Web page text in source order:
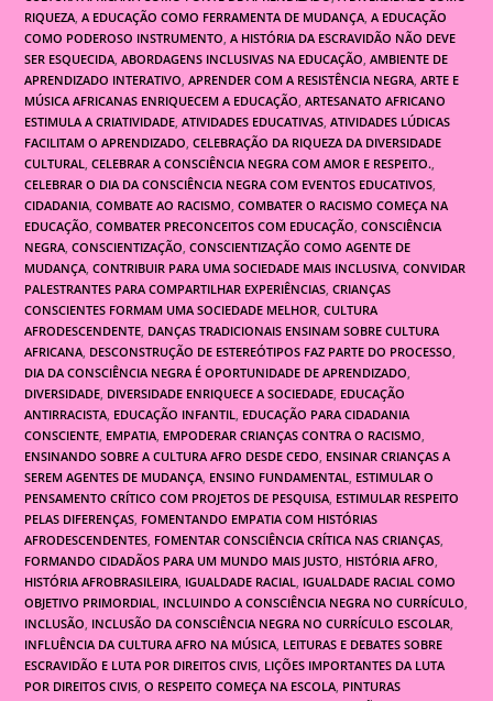
RIQUEZA, A EDUCAÇÃO COMO FERRAMENTA DE MUDANÇA, A EDUCAÇÃO
COMO PODEROSO INSTRUMENTO, A HISTÓRIA DA ESCRAVIDÃO NÃO DEVE
SER ESQUECIDA, ABORDAGENS INCLUSIVAS NA EDUCAÇÃO, AMBIENTE DE
APRENDIZADO INTERATIVO, APRENDER COM A RESISTÊNCIA NEGRA, ARTE E
MÚSICA AFRICANAS ENRIQUECEM A EDUCAÇÃO, ARTESANATO AFRICANO
ESTIMULA A CRIATIVIDADE, ATIVIDADES EDUCATIVAS, ATIVIDADES LÚDICAS
FACILITAM O APRENDIZADO, CELEBRAÇÃO DA RIQUEZA DA DIVERSIDADE
CULTURAL, CELEBRAR A CONSCIÊNCIA NEGRA COM AMOR E RESPEITO.,
CELEBRAR O DIA DA CONSCIÊNCIA NEGRA COM EVENTOS EDUCATIVOS,
CIDADANIA, COMBATE AO RACISMO, COMBATER O RACISMO COMEÇA NA
EDUCAÇÃO, COMBATER PRECONCEITOS COM EDUCAÇÃO, CONSCIÊNCIA
NEGRA, CONSCIENTIZAÇÃO, CONSCIENTIZAÇÃO COMO AGENTE DE
MUDANÇA, CONTRIBUIR PARA UMA SOCIEDADE MAIS INCLUSIVA, CONVIDAR
PALESTRANTES PARA COMPARTILHAR EXPERIÊNCIAS, CRIANÇAS
CONSCIENTES FORMAM UMA SOCIEDADE MELHOR, CULTURA
AFRODESCENDENTE, DANÇAS TRADICIONAIS ENSINAM SOBRE CULTURA
AFRICANA, DESCONSTRUÇÃO DE ESTEREÓTIPOS FAZ PARTE DO PROCESSO,
DIA DA CONSCIÊNCIA NEGRA É OPORTUNIDADE DE APRENDIZADO,
DIVERSIDADE, DIVERSIDADE ENRIQUECE A SOCIEDADE, EDUCAÇÃO
ANTIRRACISTA, EDUCAÇÃO INFANTIL, EDUCAÇÃO PARA CIDADANIA
CONSCIENTE, EMPATIA, EMPODERAR CRIANÇAS CONTRA O RACISMO,
ENSINANDO SOBRE A CULTURA AFRO DESDE CEDO, ENSINAR CRIANÇAS A
SEREM AGENTES DE MUDANÇA, ENSINO FUNDAMENTAL, ESTIMULAR O
PENSAMENTO CRÍTICO COM PROJETOS DE PESQUISA, ESTIMULAR RESPEITO
PELAS DIFERENÇAS, FOMENTANDO EMPATIA COM HISTÓRIAS
AFRODESCENDENTES, FOMENTAR CONSCIÊNCIA CRÍTICA NAS CRIANÇAS,
FORMANDO CIDADÃOS PARA UM MUNDO MAIS JUSTO, HISTÓRIA AFRO,
HISTÓRIA AFROBRASILEIRA, IGUALDADE RACIAL, IGUALDADE RACIAL COMO
OBJETIVO PRIMORDIAL, INCLUINDO A CONSCIÊNCIA NEGRA NO CURRÍCULO,
INCLUSÃO, INCLUSÃO DA CONSCIÊNCIA NEGRA NO CURRÍCULO ESCOLAR,
INFLUÊNCIA DA CULTURA AFRO NA MÚSICA, LEITURAS E DEBATES SOBRE
ESCRAVIDÃO E LUTA POR DIREITOS CIVIS, LIÇÕES IMPORTANTES DA LUTA
POR DIREITOS CIVIS, O RESPEITO COMEÇA NA ESCOLA, PINTURAS